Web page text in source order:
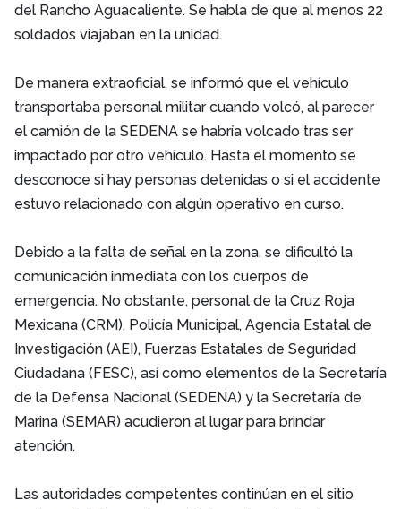
del Rancho Aguacaliente. Se habla de que al menos 22
soldados viajaban en la unidad.
De manera extraoficial, se informó que el vehículo
transportaba personal militar cuando volcó, al parecer
el camión de la SEDENA se habría volcado tras ser
impactado por otro vehículo. Hasta el momento se
desconoce si hay personas detenidas o si el accidente
estuvo relacionado con algún operativo en curso.
Debido a la falta de señal en la zona, se dificultó la
comunicación inmediata con los cuerpos de
emergencia. No obstante, personal de la Cruz Roja
Mexicana (CRM), Policía Municipal, Agencia Estatal de
Investigación (AEI), Fuerzas Estatales de Seguridad
Ciudadana (FESC), así como elementos de la Secretaría
de la Defensa Nacional (SEDENA) y la Secretaría de
Marina (SEMAR) acudieron al lugar para brindar
atención.
Las autoridades competentes continúan en el sitio